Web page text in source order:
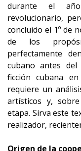
durante el
revolucionario,
concluido el 1º de
de los
perfectamente
cubano antes del
ficción cubana
requiere un
artísticos y,
etapa. Sirva este
realizador,
Origen de la